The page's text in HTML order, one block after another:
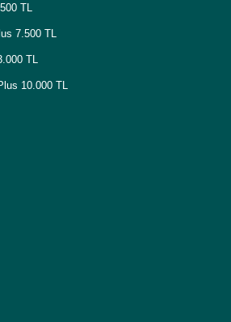
TL
7.500 TL
TL
10.000 TL